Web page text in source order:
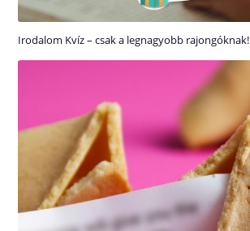
Irodalom Kvíz – csak a legnagyobb rajongóknak!